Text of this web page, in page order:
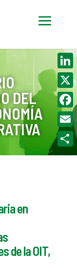
DEL
en
de la OIT,
X
Email